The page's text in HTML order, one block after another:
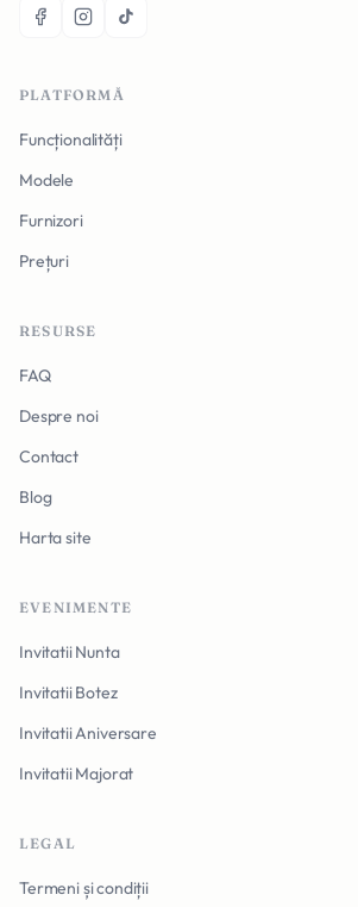
PLATFORMĂ
Funcționalități
Modele
Furnizori
Prețuri
RESURSE
FAQ
Despre noi
Contact
Blog
Harta site
EVENIMENTE
Invitatii Nunta
Invitatii Botez
Invitatii Aniversare
Invitatii Majorat
LEGAL
Termeni și condiții